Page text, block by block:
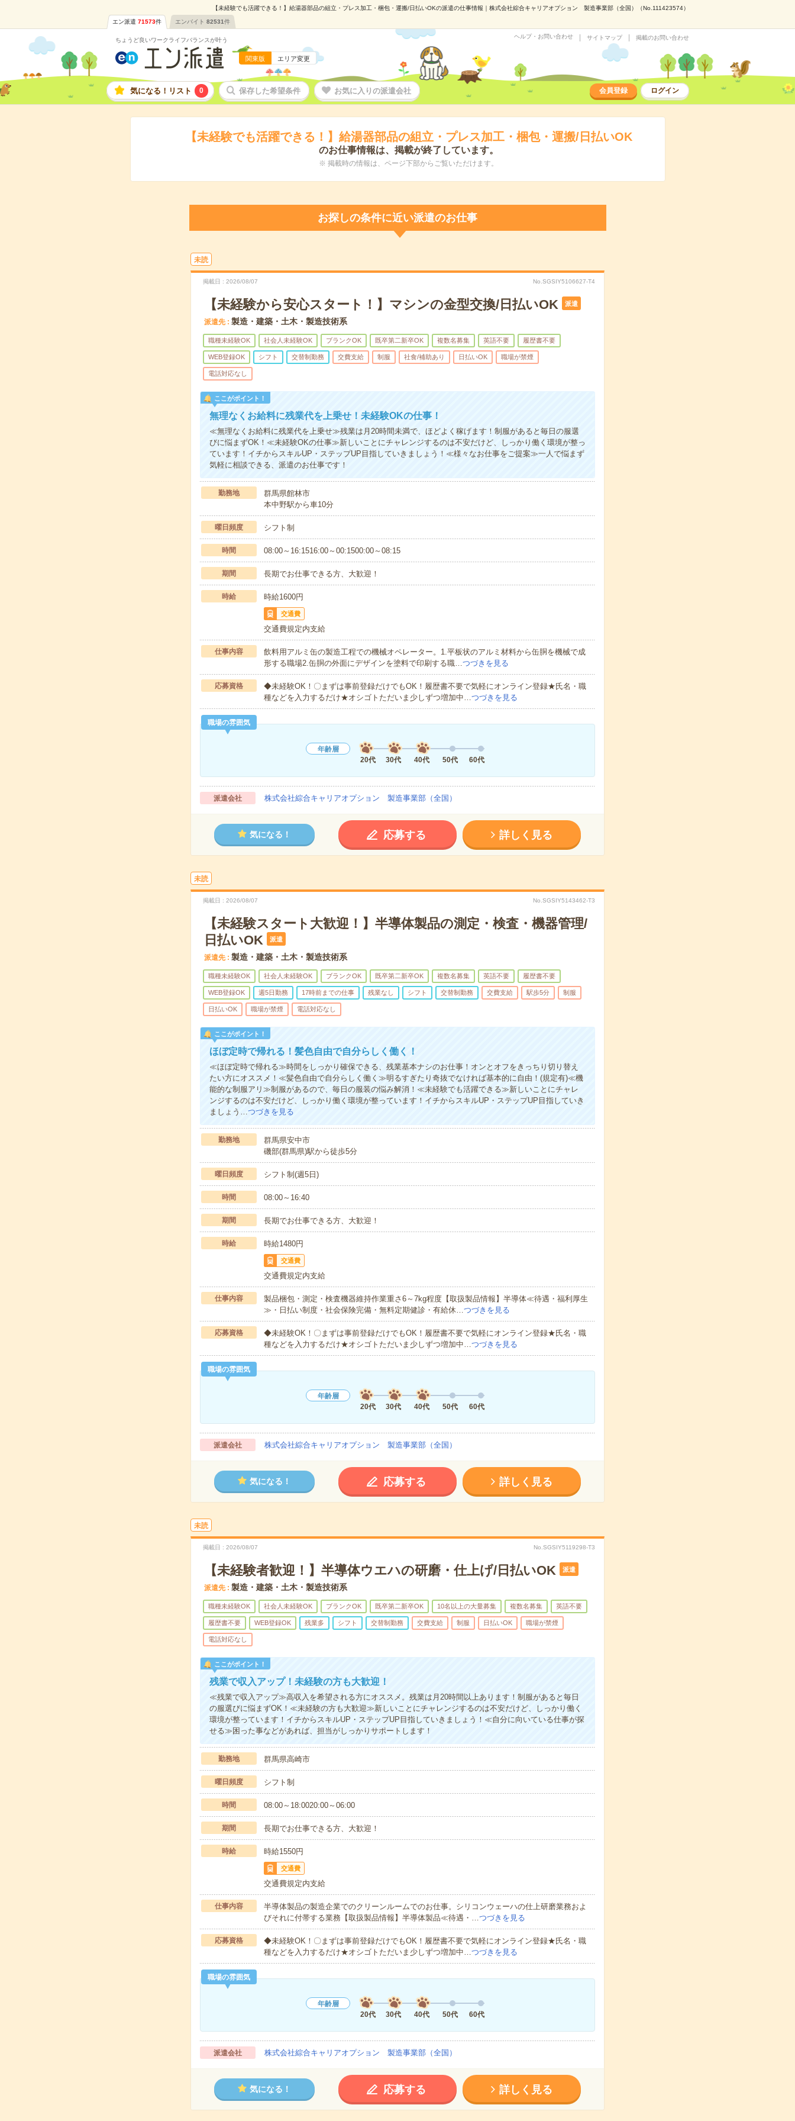
【未経験でも活躍できる！】給湯器部品の組立・プレス加工・梱包・運搬/日払いOKの派遣の仕事情報｜株式会社綜合キャリアオプション 製造事業部（全国）（No.111423574）
エン派遣 71573件 エンバイト 82531件
ちょうど良いワークライフバランスが叶う
関東版 エリア変更
ヘルプ・お問い合わせ サイトマップ 掲載のお問い合わせ
気になる！リスト 0 保存した希望条件 お気に入りの派遣会社 会員登録 ログイン
【未経験でも活躍できる！】給湯器部品の組立・プレス加工・梱包・運搬/日払いOK
のお仕事情報は、掲載が終了しています。
※ 掲載時の情報は、ページ下部からご覧いただけます。
お探しの条件に近い派遣のお仕事
未読
掲載日 2026/08/07 No.SGSIY5106627-T4
【未経験から安心スタート！】マシンの金型交換/日払いOK 派遣
派遣先 製造・建築・土木・製造技術系
職種未経験OK 社会人未経験OK ブランクOK 既卒第二新卒OK 複数名募集 英語不要 履歴書不要
WEB登録OK シフト 交替制勤務 交費支給 制服 社食/補助あり 日払いOK 職場が禁煙
電話対応なし
ここがポイント！
無理なくお給料に残業代を上乗せ！未経験OKの仕事！
≪無理なくお給料に残業代を上乗せ≫残業は月20時間未満で、ほどよく稼げます！制服があると毎日の服選
びに悩まずOK！≪未経験OKの仕事≫新しいことにチャレンジするのは不安だけど、しっかり働く環境が整っ
ています！イチからスキルUP・ステップUP目指していきましょう！≪様々なお仕事をご提案≫一人で悩まず
気軽に相談できる、派遣のお仕事です！
勤務地
群馬県館林市
本中野駅から車10分
曜日頻度 シフト制
時間 08:00～16:1516:00～00:1500:00～08:15
期間 長期でお仕事できる方、大歓迎！
時給 時給1600円
交通費
交通費規定内支給
仕事内容
飲料用アルミ缶の製造工程での機械オペレーター。1.平板状のアルミ材料から缶胴を機械で成
形する職場2.缶胴の外面にデザインを塗料で印刷する職…つづきを見る
応募資格
◆未経験OK！〇まずは事前登録だけでもOK！履歴書不要で気軽にオンライン登録★氏名・職
種などを入力するだけ★オシゴトただいま少しずつ増加中…つづきを見る
職場の雰囲気
年齢層
20代
30代 40代 50代 60代
派遣会社 株式会社綜合キャリアオプション 製造事業部（全国）
気になる！ 応募する 詳しく見る
未読
掲載日 2026/08/07 No.SGSIY5143462-T3
【未経験スタート大歓迎！】半導体製品の測定・検査・機器管理/
日払いOK
派遣
派遣先 製造・建築・土木・製造技術系
職種未経験OK 社会人未経験OK ブランクOK 既卒第二新卒OK 複数名募集 英語不要 履歴書不要
WEB登録OK 週5日勤務 17時前までの仕事 残業なし シフト 交替制勤務 交費支給 駅歩5分 制服
日払いOK 職場が禁煙 電話対応なし
ここがポイント！
ほぼ定時で帰れる！髪色自由で自分らしく働く！
≪ほぼ定時で帰れる≫時間をしっかり確保できる、残業基本ナシのお仕事！オンとオフをきっちり切り替え
たい方にオススメ！≪髪色自由で自分らしく働く≫明るすぎたり奇抜でなければ基本的に自由！(規定有)≪機
能的な制服アリ≫制服があるので、毎日の服装の悩み解消！≪未経験でも活躍できる≫新しいことにチャレ
ンジするのは不安だけど、しっかり働く環境が整っています！イチからスキルUP・ステップUP目指していき
ましょう…つづきを見る
勤務地
群馬県安中市
磯部(群馬県)駅から徒歩5分
曜日頻度 シフト制(週5日)
時間 08:00～16:40
期間 長期でお仕事できる方、大歓迎！
時給 時給1480円
交通費
交通費規定内支給
仕事内容
製品梱包・測定・検査機器維持作業重さ6～7kg程度【取扱製品情報】半導体≪待遇・福利厚生
≫・日払い制度・社会保険完備・無料定期健診・有給休…つづきを見る
応募資格
◆未経験OK！〇まずは事前登録だけでもOK！履歴書不要で気軽にオンライン登録★氏名・職
種などを入力するだけ★オシゴトただいま少しずつ増加中…つづきを見る
職場の雰囲気
年齢層
20代
30代 40代 50代 60代
派遣会社 株式会社綜合キャリアオプション 製造事業部（全国）
気になる！ 応募する 詳しく見る
未読
掲載日 2026/08/07 No.SGSIY5119298-T3
【未経験者歓迎！】半導体ウエハの研磨・仕上げ/日払いOK 派遣
派遣先 製造・建築・土木・製造技術系
職種未経験OK 社会人未経験OK ブランクOK 既卒第二新卒OK 10名以上の大量募集 複数名募集 英語不要
履歴書不要 WEB登録OK 残業多 シフト 交替制勤務 交費支給 制服 日払いOK 職場が禁煙
電話対応なし
ここがポイント！
残業で収入アップ！未経験の方も大歓迎！
≪残業で収入アップ≫高収入を希望される方にオススメ。残業は月20時間以上あります！制服があると毎日
の服選びに悩まずOK！≪未経験の方も大歓迎≫新しいことにチャレンジするのは不安だけど、しっかり働く
環境が整っています！イチからスキルUP・ステップUP目指していきましょう！≪自分に向いている仕事が探
せる≫困った事などがあれば、担当がしっかりサポートします！
勤務地 群馬県高崎市
曜日頻度 シフト制
時間 08:00～18:0020:00～06:00
期間 長期でお仕事できる方、大歓迎！
時給 時給1550円
交通費
交通費規定内支給
仕事内容
半導体製品の製造企業でのクリーンルームでのお仕事。シリコンウェーハの仕上研磨業務およ
びそれに付帯する業務【取扱製品情報】半導体製品≪待遇・…つづきを見る
応募資格
◆未経験OK！〇まずは事前登録だけでもOK！履歴書不要で気軽にオンライン登録★氏名・職
種などを入力するだけ★オシゴトただいま少しずつ増加中…つづきを見る
職場の雰囲気
年齢層
20代
30代 40代 50代 60代
派遣会社 株式会社綜合キャリアオプション 製造事業部（全国）
気になる！ 応募する 詳しく見る